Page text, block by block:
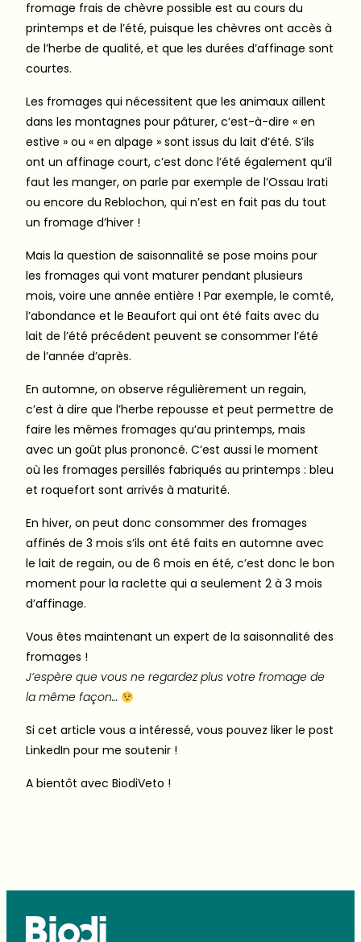
fromage frais de chèvre possible est au cours du
printemps et de l’été, puisque les chèvres ont accès à
de l’herbe de qualité, et que les durées d’affinage sont
courtes.
Les fromages qui nécessitent que les animaux aillent
dans les montagnes pour pâturer, c’est-à-dire « en
estive » ou « en alpage » sont issus du lait d’été. S’ils
ont un affinage court, c’est donc l’été également qu’il
faut les manger, on parle par exemple de l’Ossau Irati
ou encore du Reblochon, qui n’est en fait pas du tout
un fromage d’hiver !
Mais la question de saisonnalité se pose moins pour
les fromages qui vont maturer pendant plusieurs
mois, voire une année entière ! Par exemple, le comté,
l’abondance et le Beaufort qui ont été faits avec du
lait de l’été précédent peuvent se consommer l’été
de l’année d’après.
En automne, on observe régulièrement un regain,
c’est à dire que l’herbe repousse et peut permettre de
faire les mêmes fromages qu’au printemps, mais
avec un goût plus prononcé. C’est aussi le moment
où les fromages persillés fabriqués au printemps : bleu
et roquefort sont arrivés à maturité.
En hiver, on peut donc consommer des fromages
affinés de 3 mois s’ils ont été faits en automne avec
le lait de regain, ou de 6 mois en été, c’est donc le bon
moment pour la raclette qui a seulement 2 à 3 mois
d’affinage.
Vous êtes maintenant un expert de la saisonnalité des
fromages !
J’espère que vous ne regardez plus votre fromage de
la même façon…
Si cet article vous a intéressé, vous pouvez liker le post
LinkedIn pour me soutenir !
A bientôt avec BiodiVeto !